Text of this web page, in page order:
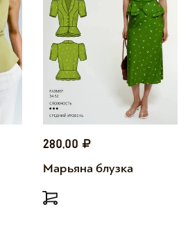
280,00
Марьяна блузка